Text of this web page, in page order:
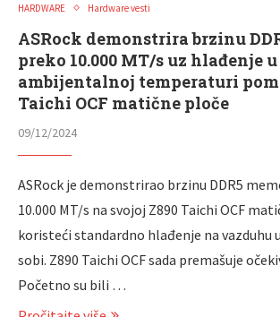
HARDWARE Hardware vesti
ASRock demonstrira brzinu
preko 10.000 MT/s uz hlađenje u
ambijentalnoj temperaturi
Taichi OCF matične ploče
09/12/2024
ASRock je demonstrirao brzinu DDR5
10.000 MT/s na svojoj Z890 Taichi OCF
koristeći standardno hlađenje na vazduhu
sobi. Z890 Taichi OCF sada premašuje
Početno su bili …